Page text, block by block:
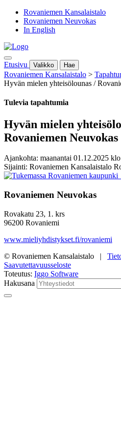
Rovaniemen Kansalaistalo
Rovaniemen Neuvokas
In English
Etusivu Valikko Hae
Rovaniemen Kansalaistalo >
Hyvän mielen yhteisölounas /
Tulevia tapahtumia
Hyvän mielen
Rovaniemen Neuvokas
Ajankohta: maanantai 01.12.2025
Sijainti: Rovaniemen Kansalaistalo
Rovaniemen Neuvokas
Rovakatu 23, 1. krs
96200 Rovaniemi
www.mieliyhdistykset.fi/rovaniemi
© Rovaniemen Kansalaistalo |
Saavutettavuusseloste
Toteutus: Iggo Software
Hakusana